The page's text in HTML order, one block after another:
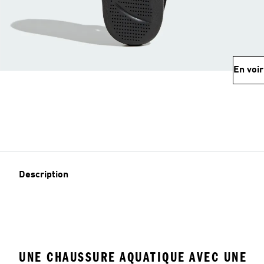
En
Description
UNE CHAUSSURE AQUATIQUE AVEC UNE